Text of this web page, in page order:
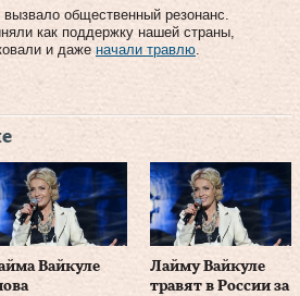
общественный резонанс.
как поддержку нашей страны,
и даже начали травлю
Вайкуле
Лайму Вайкуле
травят в России за